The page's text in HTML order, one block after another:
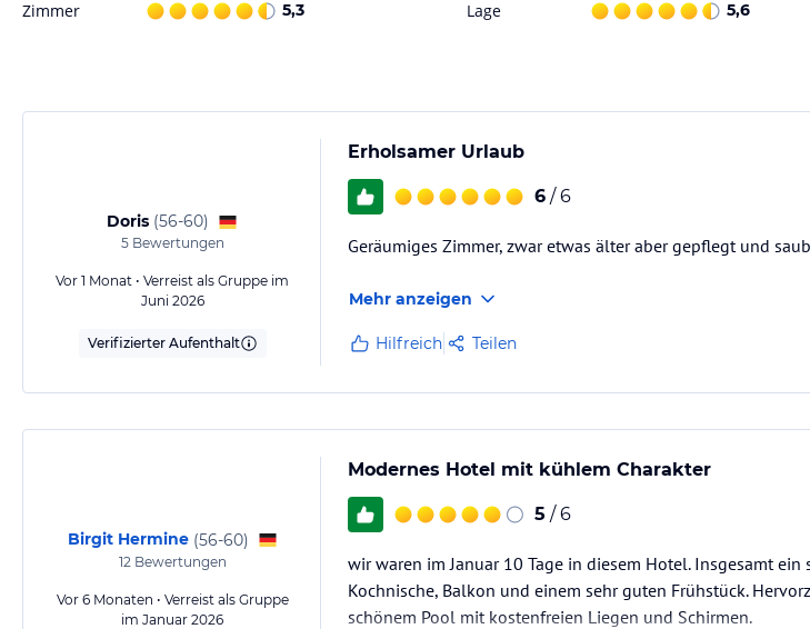
Zimmer 5,3 Lage 5,6
Doris (56-60)
5Bewertungen
Vor 1 Monat • Verreist als Gruppe im
Juni 2026
Verifizierter Aufenthalt
Erholsamer Urlaub
6 / 6
Geräumiges Zimmer, zwar etwas älter aber gepflegt und
Mehr anzeigen
Hilfreich Teilen
Birgit Hermine (56-60)
12Bewertungen
Vor 6 Monaten • Verreist als Gruppe
im Januar 2026
Modernes Hotel mit kühlem Charakter
5 / 6
wir waren im Januar 10 Tage in diesem Hotel. Insgesamt
Kochnische, Balkon und einem sehr guten Frühstück.
schönem Pool mit kostenfreien Liegen und Schirmen.